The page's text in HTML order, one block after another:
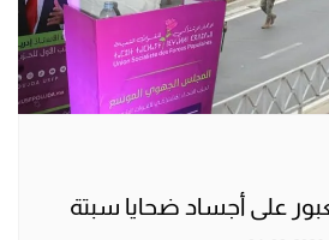
على أجساد ضحايا سبتة